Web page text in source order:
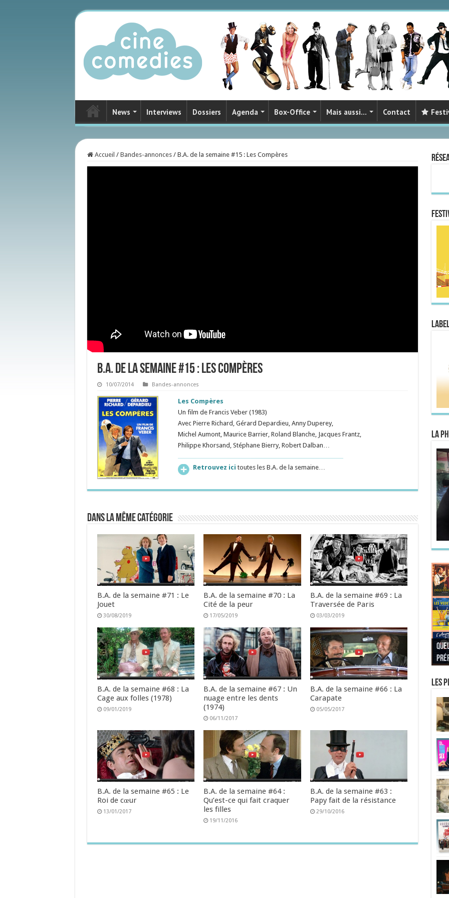
News Interviews Dossiers Agenda Box-Office Mais aussi… Contact
Accueil / Bandes-annonces / B.A. de la semaine #15 : Les Compères
B.A. de la semaine #15 : Les Compères
10/07/2014 Bandes-annonces
Les Compères
Un film de Francis Veber (1983)
Avec Pierre Richard, Gérard Depardieu, Anny Duperey,
Michel Aumont, Maurice Barrier, Roland Blanche, Jacques Frantz,
Philippe Khorsand, Stéphane Bierry, Robert Dalban…
Retrouvez ici toutes les B.A. de la semaine…
Dans la même catégorie
B.A. de la semaine #71 : Le
Jouet
30/08/2019
B.A. de la semaine #70 : La
Cité de la peur
17/05/2019
B.A. de la semaine #69 : La
Traversée de Paris
03/03/2019
B.A. de la semaine #68 : La
Cage aux folles (1978)
09/01/2019
B.A. de la semaine #67 : Un
nuage entre les dents
(1974)
06/11/2017
B.A. de la semaine #66 : La
Carapate
05/05/2017
B.A. de la semaine #65 : Le
Roi de cœur
13/01/2017
B.A. de la semaine #64 :
Qu’est-ce qui fait craquer
les filles
19/11/2016
B.A. de la semaine #63 :
Papy fait de la résistance
29/10/2016
La
Les